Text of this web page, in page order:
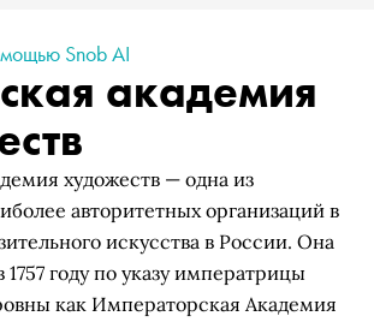
Snob AI
академия
художеств — одна из
авторитетных организаций в
искусства в России. Она
1757 году по указу императрицы
как Императорская Академия